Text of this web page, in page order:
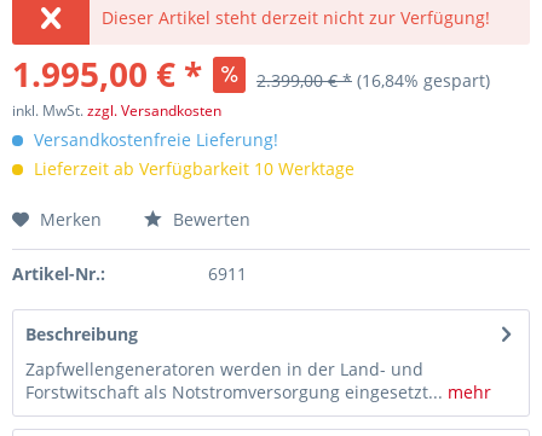
Dieser Artikel steht derzeit nicht zur Verfügung!
1.995,00 € * 2.399,00 € * (16,84% gespart)
inkl. MwSt.zzgl. Versandkosten
Versandkostenfreie Lieferung!
Lieferzeit ab Verfügbarkeit 10 Werktage
Merken Bewerten
Artikel-Nr.: 6911
Beschreibung
Zapfwellengeneratoren werden in der Land- und
Forstwitschaft als Notstromversorgung eingesetzt... mehr